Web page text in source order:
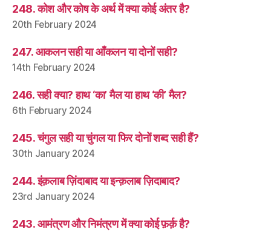
248. कोश और कोष के अर्थ में क्या कोई अंतर है?
20th February 2024
247. आकलन सही या आँकलन या दोनों सही?
14th February 2024
246. सही क्या? हाथ ‘का’ मैल या हाथ ‘की’ मैल?
6th February 2024
245. चंगुल सही या चुंगल या फिर दोनों शब्द सही हैं?
30th January 2024
244. इंक़लाब ज़िंदाबाद या इन्क़लाब ज़िदाबाद?
23rd January 2024
243. आमंत्रण और निमंत्रण में क्या कोई फ़र्क़ है?